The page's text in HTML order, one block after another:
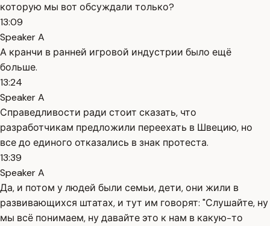
которую мы вот обсуждали только?
13:09
Speaker A
А кранчи в ранней игровой индустрии было ещё
больше.
13:24
Speaker A
Справедливости ради стоит сказать, что
разработчикам предложили переехать в Швецию, но
все до единого отказались в знак протеста.
13:39
Speaker A
Да, и потом у людей были семьи, дети, они жили в
развивающихся штатах, и тут им говорят: "Слушайте, ну
мы всё понимаем, ну давайте это к нам в какую-то